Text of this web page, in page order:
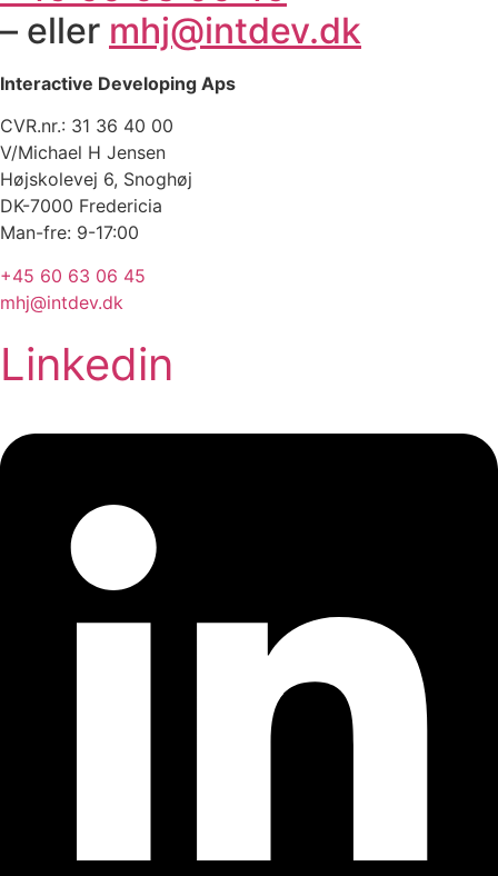
– eller mhj@intdev.dk
Interactive Developing Aps
CVR.nr.: 31 36 40 00
V/Michael H Jensen
Højskolevej 6, Snoghøj
DK-7000 Fredericia
Man-fre: 9-17:00
+45 60 63 06 45
mhj@intdev.dk
Linkedin